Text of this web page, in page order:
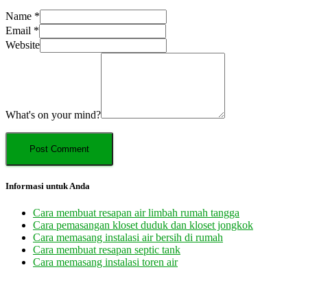
Name *
Email *
Website
What's on your mind?
Informasi untuk Anda
Cara membuat resapan air limbah rumah tangga
Cara pemasangan kloset duduk dan kloset jongkok
Cara memasang instalasi air bersih di rumah
Cara membuat resapan septic tank
Cara memasang instalasi toren air